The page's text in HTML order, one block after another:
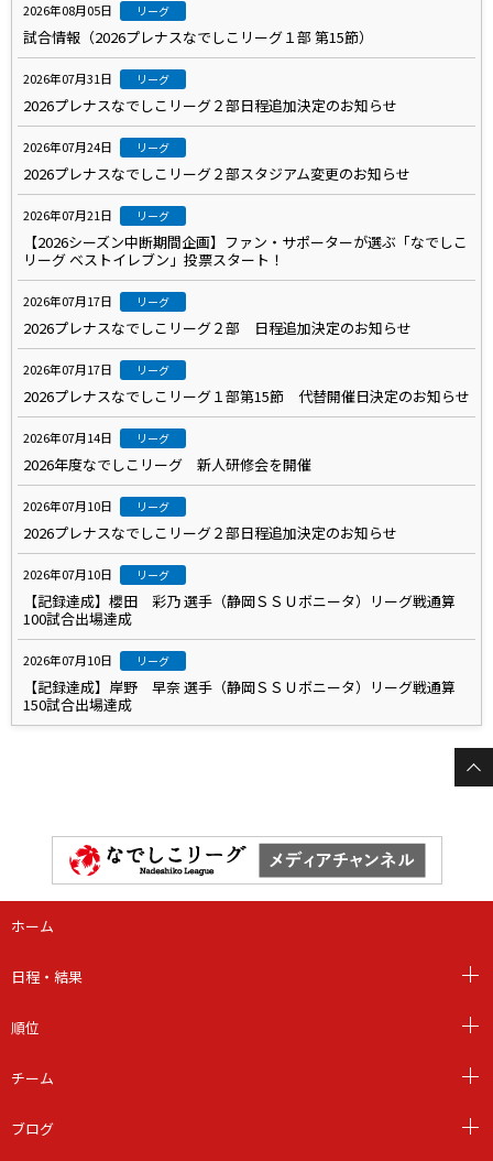
2026年08月05日 リーグ
試合情報（2026プレナスなでしこリーグ１部 第15節）
2026年07月31日 リーグ
2026プレナスなでしこリーグ２部日程追加決定のお知らせ
2026年07月24日 リーグ
2026プレナスなでしこリーグ２部スタジアム変更のお知らせ
2026年07月21日 リーグ
【2026シーズン中断期間企画】ファン・サポーターが選ぶ「なでしこ
リーグ ベストイレブン」投票スタート！
2026年07月17日 リーグ
2026プレナスなでしこリーグ２部 日程追加決定のお知らせ
2026年07月17日 リーグ
2026プレナスなでしこリーグ１部第15節 代替開催日決定のお知らせ
2026年07月14日 リーグ
2026年度なでしこリーグ 新人研修会を開催
2026年07月10日 リーグ
2026プレナスなでしこリーグ２部日程追加決定のお知らせ
2026年07月10日 リーグ
【記録達成】櫻田 彩乃 選手（静岡ＳＳＵボニータ）リーグ戦通算
100試合出場達成
2026年07月10日 リーグ
【記録達成】岸野 早奈 選手（静岡ＳＳＵボニータ）リーグ戦通算
150試合出場達成
ホーム
日程・結果
順位
チーム
ブログ